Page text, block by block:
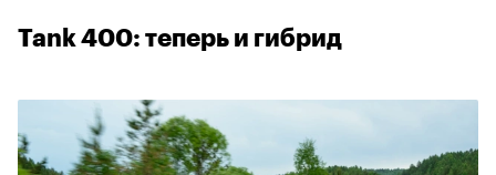
Tank 400: теперь и гибрид